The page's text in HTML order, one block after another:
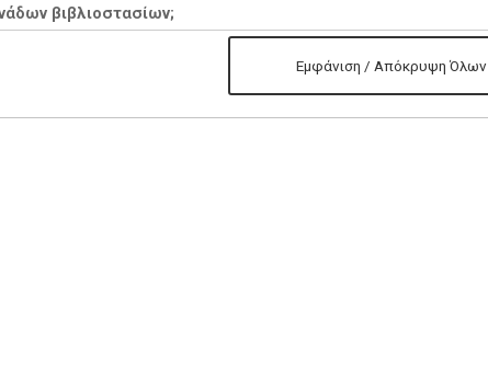
βιβλιοστασίων;
Εμφάνιση / Απόκρυψη Όλων